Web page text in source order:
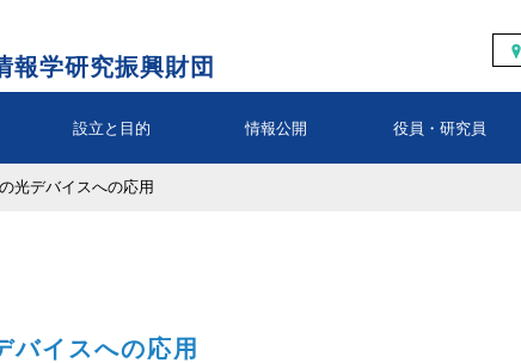
報学研究振興財団
設立と目的 情報公開 役員・研究員
光デバイスへの応用
バイスへの応用